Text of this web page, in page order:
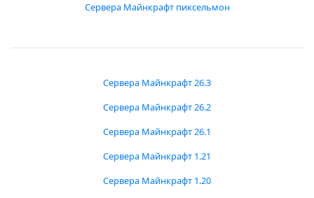
Сервера Майнкрафт пиксельмон
Сервера Майнкрафт 26.3
Сервера Майнкрафт 26.2
Сервера Майнкрафт 26.1
Сервера Майнкрафт 1.21
Сервера Майнкрафт 1.20